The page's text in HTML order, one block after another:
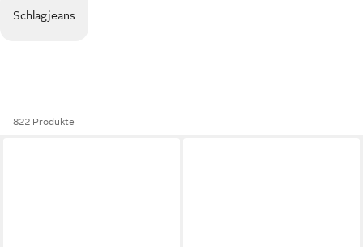
Schlagjeans
822 Produkte